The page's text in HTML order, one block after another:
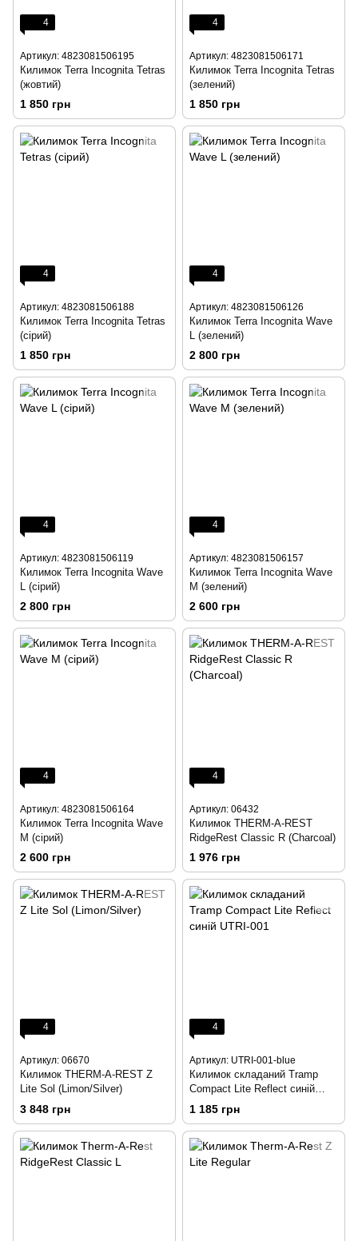
4
Артикул: 4823081506195
Килимок Terra Incognita Tetras
(жовтий)
1 850 грн
4
Артикул: 4823081506171
Килимок Terra Incognita Tetras
(зелений)
1 850 грн
4
Артикул: 4823081506188
Килимок Terra Incognita Tetras
(сірий)
1 850 грн
4
Артикул: 4823081506126
Килимок Terra Incognita Wave
L (зелений)
2 800 грн
4
Артикул: 4823081506119
Килимок Terra Incognita Wave
L (сірий)
2 800 грн
4
Артикул: 4823081506157
Килимок Terra Incognita Wave
M (зелений)
2 600 грн
4
Артикул: 4823081506164
Килимок Terra Incognita Wave
M (сірий)
2 600 грн
4
Артикул: 06432
Килимок THERM-A-REST
RidgeRest Classic R (Charcoal)
1 976 грн
4
Артикул: 06670
Килимок THERM-A-REST Z
Lite Sol (Limon/Silver)
3 848 грн
4
Артикул: UTRI-001-blue
Килимок складаний Tramp
Compact Lite Reflect синій
UTRI-001
1 185 грн